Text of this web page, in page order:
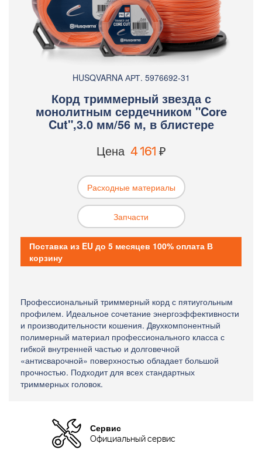
Профессиональный триммерный корд с пятиугольным
профилем. Идеальное сочетание энергоэффективности
и производительности кошения. Двухкомпонентный
полимерный материал профессионального класса с
гибкой внутренней частью и долговечной
«антисварочной» поверхностью обладает большой
прочностью. Подходит для всех стандартных
триммерных головок.
HUSQVARNA АРТ. 5976692-31
Корд триммерный звезда с
монолитным сердечником "Core
Cut",3.0 мм/56 м, в блистере
Цена 4 161 ₽
Расходные материалы
Запчасти
Поставка из EU до 5 месяцев 100% оплата В
корзину
Сервис
Официальный сервис